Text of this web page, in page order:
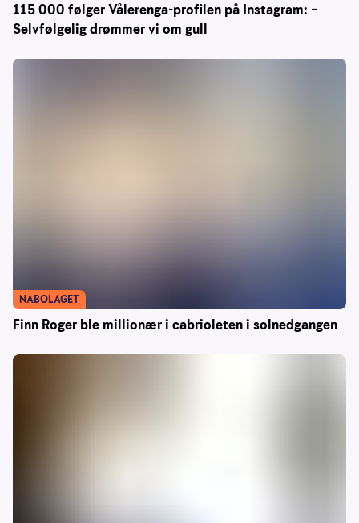
115 000 følger Vålerenga-profilen på Instagram: –
Selvfølgelig drømmer vi om gull
Finn Roger ble millionær i cabrioleten i solnedgangen
NABOLAGET